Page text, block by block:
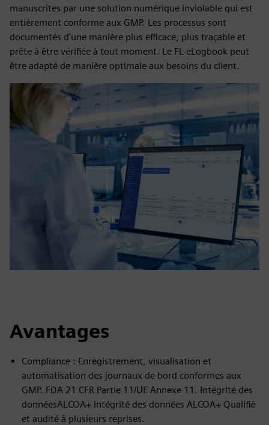
manuscrites par une solution numérique inviolable qui est
entièrement conforme aux GMP. Les processus sont
documentés d'une manière plus efficace, plus traçable et
prête à être vérifiée à tout moment. Le FL-eLogbook peut
être adapté de manière optimale aux besoins du client.
Avantages
Compliance : Enregistrement, visualisation et
automatisation des journaux de bord conformes aux
GMP. FDA 21 CFR Partie 11/UE Annexe 11. Intégrité des
donnéesALCOA+ Intégrité des données ALCOA+ Qualifié
et audité à plusieurs reprises.